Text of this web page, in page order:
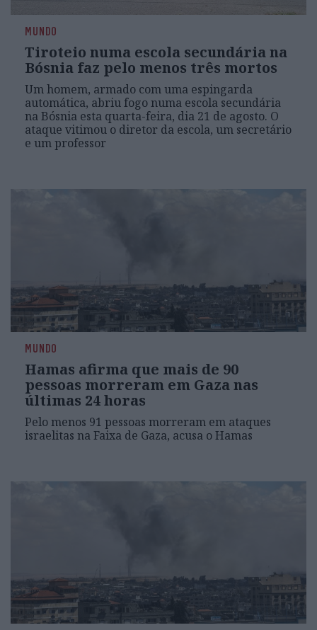
MUNDO
Tiroteio numa escola secundária na
Bósnia faz pelo menos três mortos
Um homem, armado com uma espingarda
automática, abriu fogo numa escola secundária
na Bósnia esta quarta-feira, dia 21 de agosto. O
ataque vitimou o diretor da escola, um secretário
e um professor
MUNDO
Hamas afirma que mais de 90
pessoas morreram em Gaza nas
últimas 24 horas
Pelo menos 91 pessoas morreram em ataques
israelitas na Faixa de Gaza, acusa o Hamas